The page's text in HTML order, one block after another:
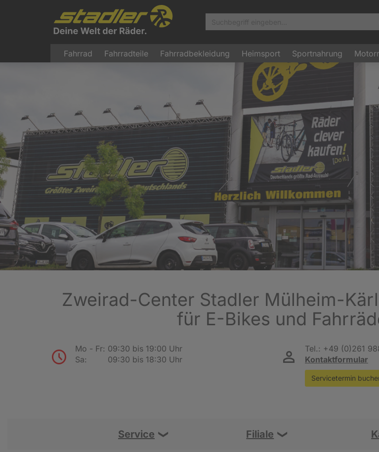
Fahrrad Fahrradteile Fahrradbekleidung Heimsport Sportnahrung
Zweirad-Center Stadler Mülheim-
für E-Bikes und
Mo - Fr: 09:30 bis 19:00 Uhr
Sa:
09:30 bis 18:30 Uhr
Tel.: +49 (0)261
Kontaktformular
Servicetermin
Service Filiale